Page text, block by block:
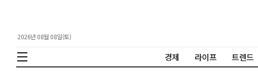
2026년 08월 08일(토)
경제 라이프 트렌드